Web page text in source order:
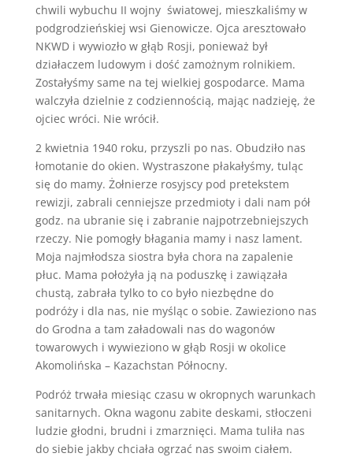
chwili wybuchu II wojny światowej, mieszkaliśmy w
podgrodzieńskiej wsi Gienowicze. Ojca aresztowało
NKWD i wywiozło w głąb Rosji, ponieważ był
działaczem ludowym i dość zamożnym rolnikiem.
Zostałyśmy same na tej wielkiej gospodarce. Mama
walczyła dzielnie z codziennością, mając nadzieję, że
ojciec wróci. Nie wrócił.
2 kwietnia 1940 roku, przyszli po nas. Obudziło nas
łomotanie do okien. Wystraszone płakałyśmy, tuląc
się do mamy. Żołnierze rosyjscy pod pretekstem
rewizji, zabrali cenniejsze przedmioty i dali nam pół
godz. na ubranie się i zabranie najpotrzebniejszych
rzeczy. Nie pomogły błagania mamy i nasz lament.
Moja najmłodsza siostra była chora na zapalenie
płuc. Mama położyła ją na poduszkę i zawiązała
chustą, zabrała tylko to co było niezbędne do
podróży i dla nas, nie myśląc o sobie. Zawieziono nas
do Grodna a tam załadowali nas do wagonów
towarowych i wywieziono w głąb Rosji w okolice
Akomolińska – Kazachstan Północny.
Podróż trwała miesiąc czasu w okropnych warunkach
sanitarnych. Okna wagonu zabite deskami, stłoczeni
ludzie głodni, brudni i zmarznięci. Mama tuliła nas
do siebie jakby chciała ogrzać nas swoim ciałem.